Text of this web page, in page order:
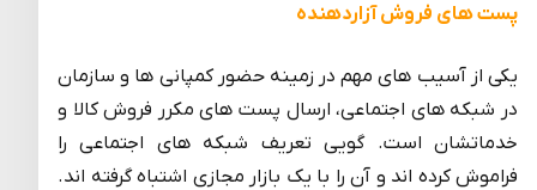
پست های فروش آزاردهنده
یکی از آسیب های مهم در زمینه حضور کمپانی ها و سازمان
در شبکه های اجتماعی، ارسال پست های مکرر فروش کالا و
خدماتشان است. گویی تعریف شبکه های اجتماعی را
فراموش کرده اند و آن را با یک بازار مجازی اشتباه گرفته اند.